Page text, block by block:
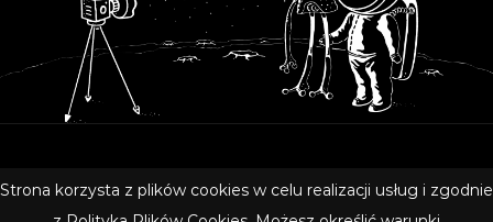
Strona korzysta z plików cookies w celu realizacji usług i zgodnie
Astronomiczne